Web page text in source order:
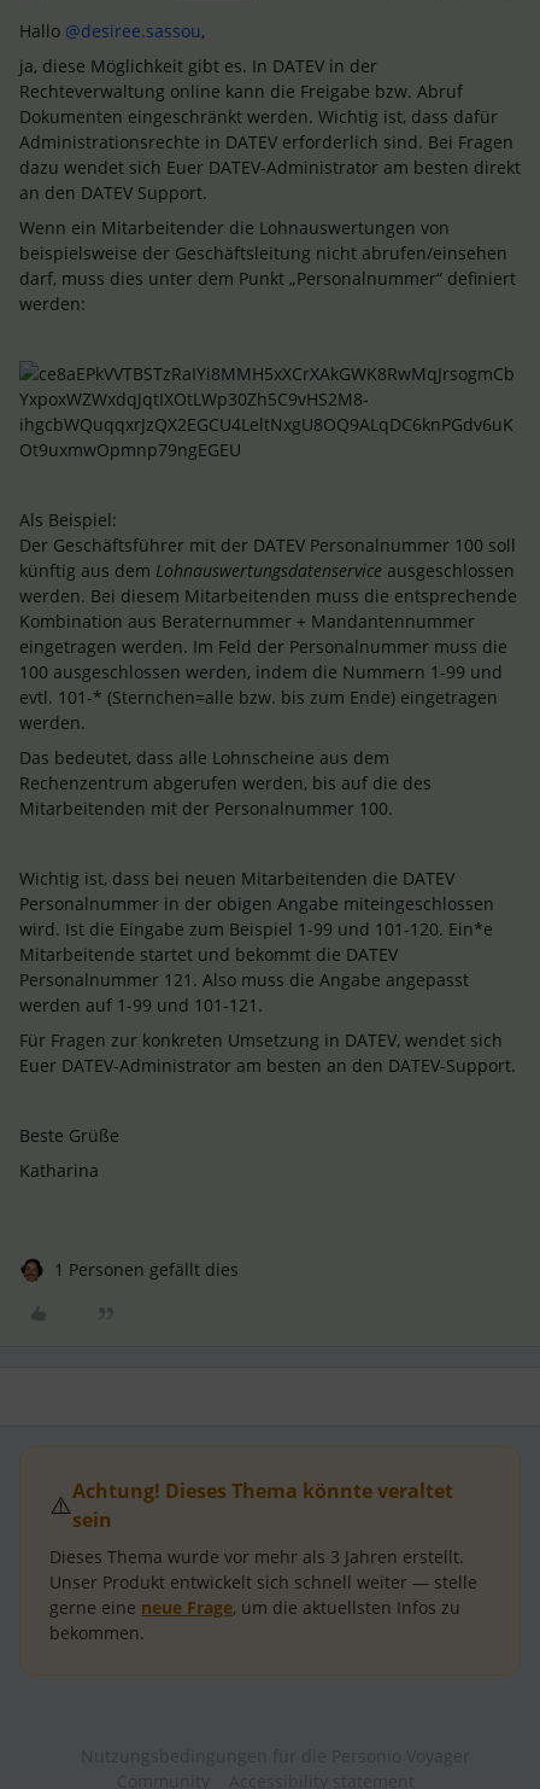
Hallo @desiree.sassou,
ja, diese Möglichkeit gibt es. In DATEV in der
Rechteverwaltung online kann die Freigabe bzw. Abruf
Dokumenten eingeschränkt werden. Wichtig ist, dass dafür
Administrationsrechte in DATEV erforderlich sind. Bei Fragen
dazu wendet sich Euer DATEV-Administrator am besten direkt
an den DATEV Support.
Wenn ein Mitarbeitender die Lohnauswertungen von
beispielsweise der Geschäftsleitung nicht abrufen/einsehen
darf, muss dies unter dem Punkt „Personalnummer“ definiert
werden:
Als Beispiel:
Der Geschäftsführer mit der DATEV Personalnummer 100 soll
künftig aus dem Lohnauswertungsdatenservice ausgeschlossen
werden. Bei diesem Mitarbeitenden muss die entsprechende
Kombination aus Beraternummer + Mandantennummer
eingetragen werden. Im Feld der Personalnummer muss die
100 ausgeschlossen werden, indem die Nummern 1-99 und
evtl. 101-* (Sternchen=alle bzw. bis zum Ende) eingetragen
werden.
Das bedeutet, dass alle Lohnscheine aus dem
Rechenzentrum abgerufen werden, bis auf die des
Mitarbeitenden mit der Personalnummer 100.
Wichtig ist, dass bei neuen Mitarbeitenden die DATEV
Personalnummer in der obigen Angabe miteingeschlossen
wird. Ist die Eingabe zum Beispiel 1-99 und 101-120. Ein*e
Mitarbeitende startet und bekommt die DATEV
Personalnummer 121. Also muss die Angabe angepasst
werden auf 1-99 und 101-121.
Für Fragen zur konkreten Umsetzung in DATEV, wendet sich
Euer DATEV-Administrator am besten an den DATEV-Support.
Beste Grüße
Katharina
1 Personen gefällt dies
⚠️Achtung! Dieses Thema könnte veraltet
sein
Dieses Thema wurde vor mehr als 3 Jahren erstellt.
Unser Produkt entwickelt sich schnell weiter — stelle
gerne eine neue Frage, um die aktuellsten Infos zu
bekommen.